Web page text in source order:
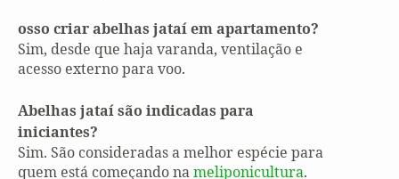
osso criar abelhas jataí em apartamento?
Sim, desde que haja varanda, ventilação e
acesso externo para voo.
Abelhas jataí são indicadas para
iniciantes?
Sim. São consideradas a melhor espécie para
quem está começando nameliponicultura.